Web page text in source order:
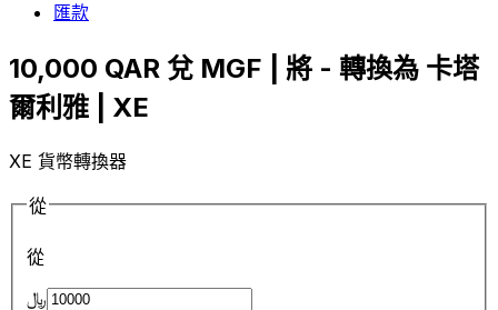
匯款
10,000 QAR 兌 MGF | 將 - 轉換為 卡塔
爾利雅 | XE
XE 貨幣轉換器
從
從
﷼